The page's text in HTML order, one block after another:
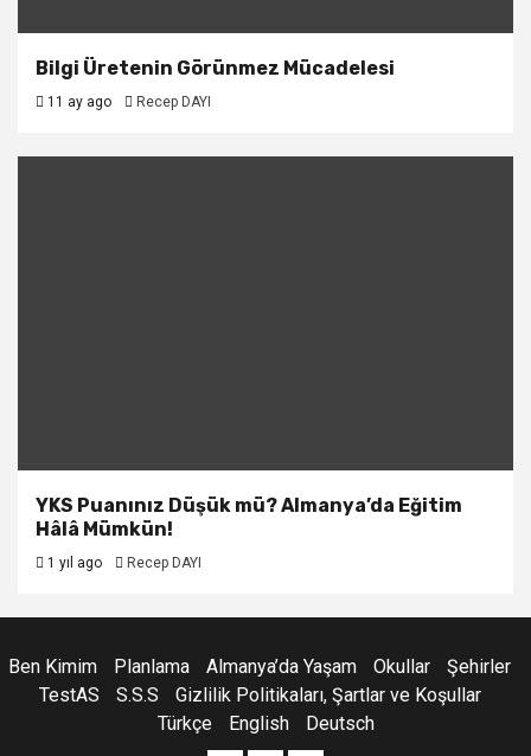
Bilgi Üretenin Görünmez Mücadelesi
11 ay ago Recep DAYI
YKS Puanınız Düşük mü? Almanya’da Eğitim
Hâlâ Mümkün!
1 yıl ago Recep DAYI
Ben Kimim Planlama Almanya’da Yaşam Okullar
Şehirler
TestAS
S.S.S
Gizlilik Politikaları, Şartlar ve Koşullar
Türkçe
English Deutsch